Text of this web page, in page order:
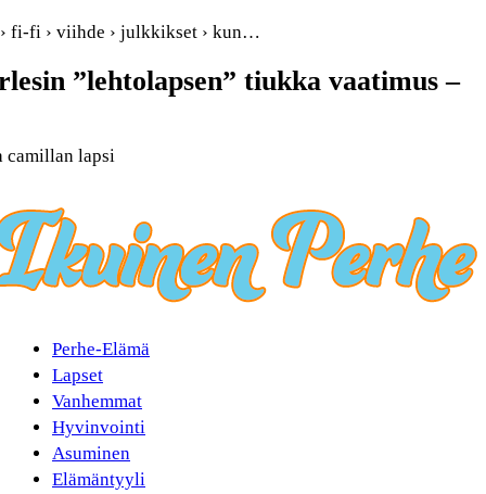
fi-fi › viihde › julkkikset › kun…
”lehtolapsen” tiukka vaatimus –
camillan lapsi
Perhe-Elämä
Lapset
Vanhemmat
Hyvinvointi
Asuminen
Elämäntyyli